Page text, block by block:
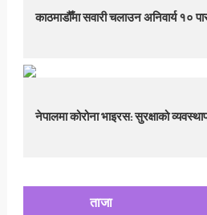
काठमाडौँमा सवारी चलाउन अनिवार्य १०
नेपालमा कोरोना भाइरस: सुरक्षाको
ताजा